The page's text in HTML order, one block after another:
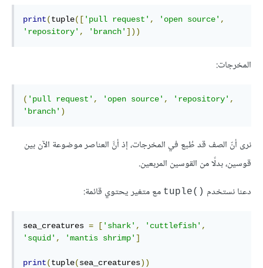
print(tuple([ 'pull request' , 'open source' ,
'repository' , 'branch' ]))
المخرجات:
( 'pull request' , 'open source' , 'repository' ,
'branch' )
نرى أنّ الصف قد طُبع في المخرجات، إذ أنَّ العناصر موضوعة الآن بين
قوسين، بدلًا من القوسين المربعين.
دعنا نستخدم tuple()‎‎ مع متغير يحتوي قائمة:
sea_creatures = [ 'shark' , 'cuttlefish' ,
'squid' , 'mantis shrimp' ]
print(tuple(sea_creatures))